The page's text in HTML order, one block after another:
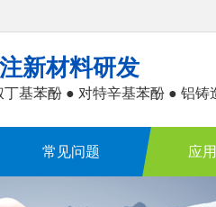
新材料研发
丁基苯酚 ● 对特辛基苯酚 ● 铝铸
常见问题 应